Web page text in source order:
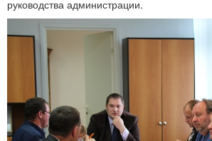
руководства администрации.